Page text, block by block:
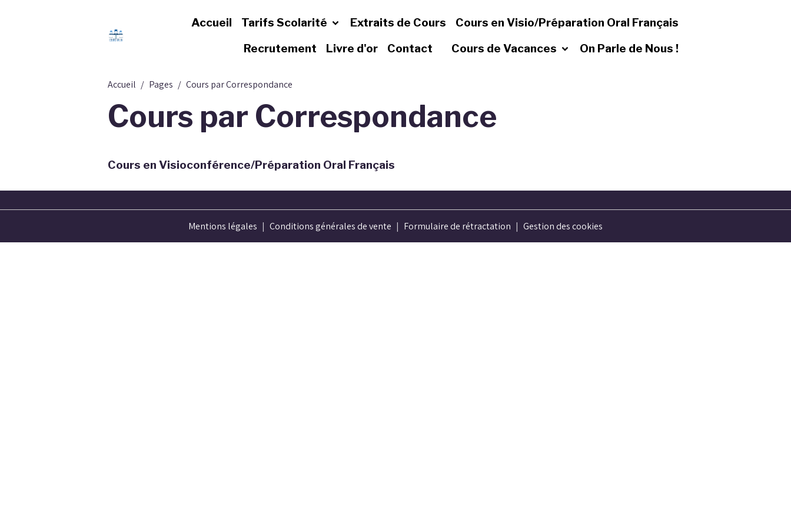
Accueil Tarifs Scolarité Extraits de Cours
Cours en Visio/Préparation Oral Français
Recrutement
Livre d'or Contact Cours de Vacances On Parle de Nous !
Accueil Pages Cours par Correspondance
Cours par Correspondance
Cours en Visioconférence/Préparation Oral Français
Mentions légales Conditions générales de vente Formulaire de rétractation Gestion des cookies